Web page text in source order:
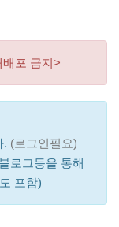
포 금지>
. (로그인필요)
로그등을 통해
포함)